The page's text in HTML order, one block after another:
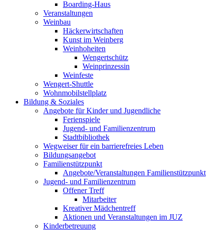
Boarding-Haus
Veranstaltungen
Weinbau
Häckerwirtschaften
Kunst im Weinberg
Weinhoheiten
Wengertschütz
Weinprinzessin
Weinfeste
Wengert-Shuttle
Wohnmobilstellplatz
Bildung & Soziales
Angebote für Kinder und Jugendliche
Ferienspiele
Jugend- und Familienzentrum
Stadtbibliothek
Wegweiser für ein barrierefreies Leben
Bildungsangebot
Familienstützpunkt
Angebote/Veranstaltungen Familienstützpunkt
Jugend- und Familienzentrum
Offener Treff
Mitarbeiter
Kreativer Mädchentreff
Aktionen und Veranstaltungen im JUZ
Kinderbetreuung